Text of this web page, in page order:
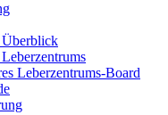
Leberzentrums-Board